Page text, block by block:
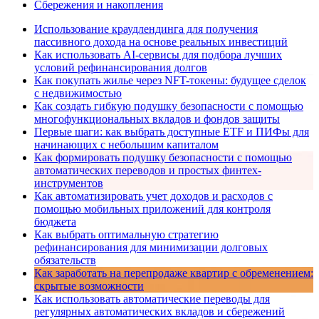
Сбережения и накопления
Использование краудлендинга для получения
пассивного дохода на основе реальных инвестиций
Как использовать AI-сервисы для подбора лучших
условий рефинансирования долгов
Как покупать жилье через NFT-токены: будущее сделок
с недвижимостью
Как создать гибкую подушку безопасности с помощью
многофункциональных вкладов и фондов защиты
Первые шаги: как выбрать доступные ETF и ПИФы для
начинающих с небольшим капиталом
Как формировать подушку безопасности с помощью
автоматических переводов и простых финтех-
инструментов
Как автоматизировать учет доходов и расходов с
помощью мобильных приложений для контроля
бюджета
Как выбрать оптимальную стратегию
рефинансирования для минимизации долговых
обязательств
Как заработать на перепродаже квартир с обременением:
скрытые возможности
Как использовать автоматические переводы для
регулярных автоматических вкладов и сбережений